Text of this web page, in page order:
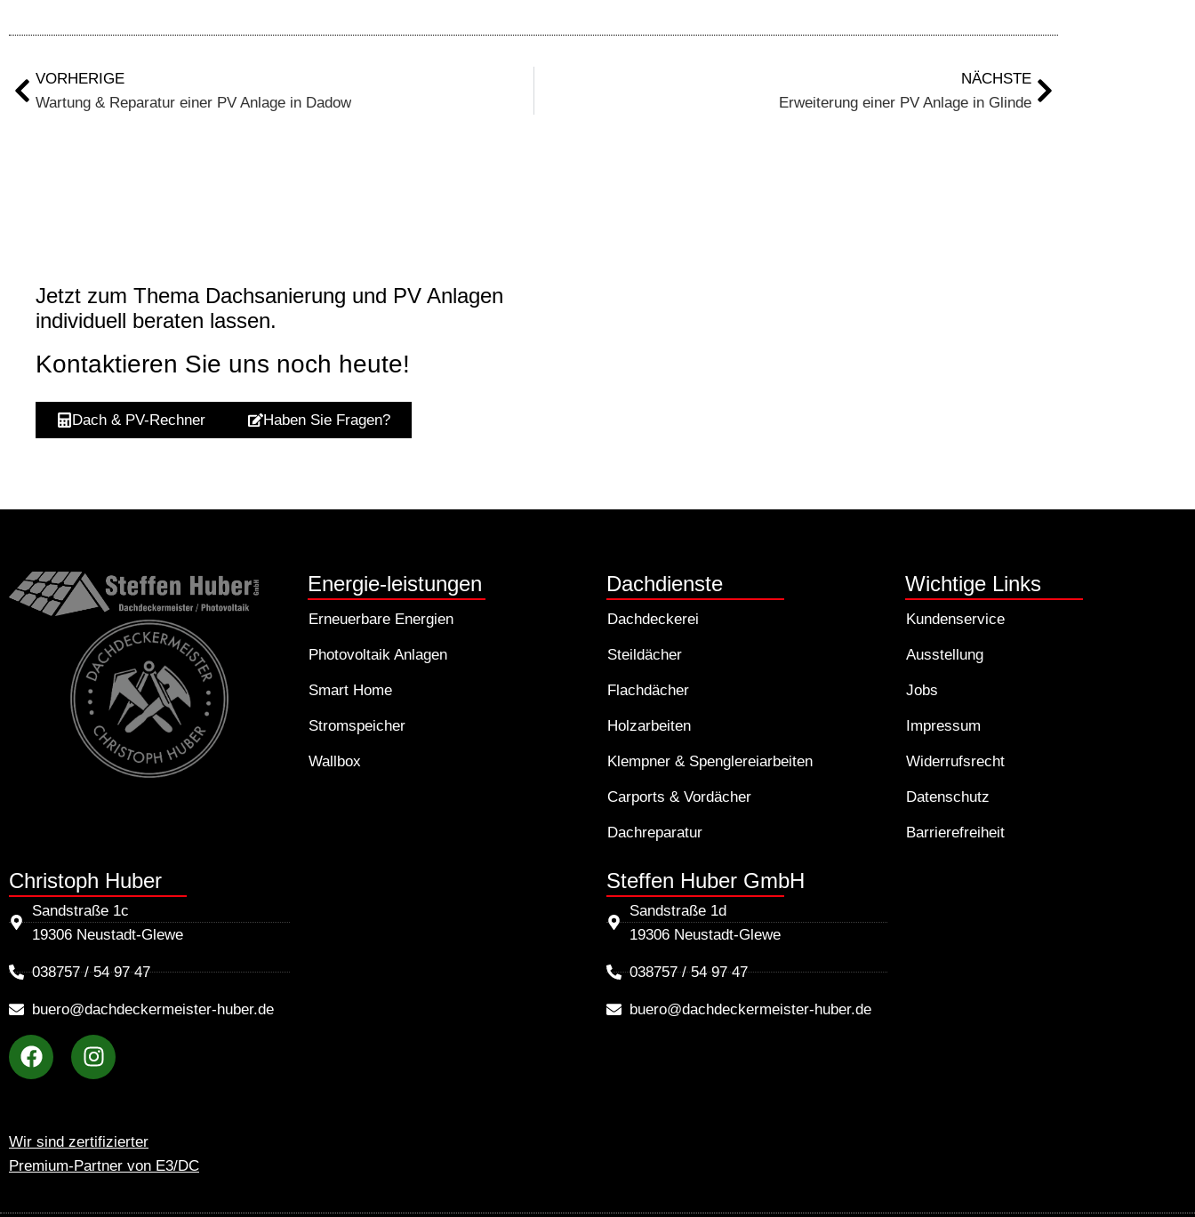
VORHERIGE
Wartung & Reparatur einer PV Anlage in Dadow
NÄCHSTE
Erweiterung einer PV Anlage in Glinde
Jetzt zum Thema Dachsanierung und PV Anlagen
individuell beraten lassen.
Kontaktieren Sie uns noch heute!
Dach & PV-Rechner Haben Sie Fragen?
Energie-leistungen
Erneuerbare Energien
Photovoltaik Anlagen
Smart Home
Stromspeicher
Wallbox
Dachdienste
Dachdeckerei
Steildächer
Flachdächer
Holzarbeiten
Klempner & Spenglereiarbeiten
Carports & Vordächer
Dachreparatur
Wichtige Links
Kundenservice
Ausstellung
Jobs
Impressum
Widerrufsrecht
Datenschutz
Barrierefreiheit
Christoph Huber
Sandstraße 1c
19306 Neustadt-Glewe
038757 / 54 97 47
buero@dachdeckermeister-huber.de
Wir sind zertifizierter
Premium-Partner von E3/DC
Steffen Huber GmbH
Sandstraße 1d
19306 Neustadt-Glewe
038757 / 54 97 47
buero@dachdeckermeister-huber.de